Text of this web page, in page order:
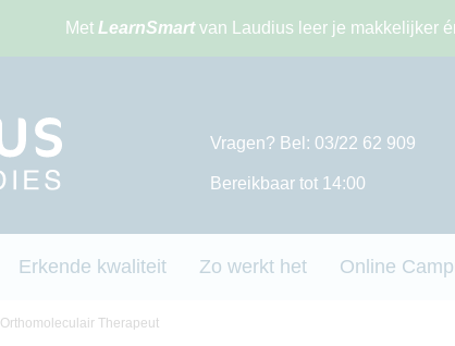
Met LearnSmartvan Laudius leer je makkelijker
Vragen? Bel: 03/22 62 909
Bereikbaar tot 14:00
Erkende kwaliteit Zo werkt het Online
Orthomoleculair Therapeut